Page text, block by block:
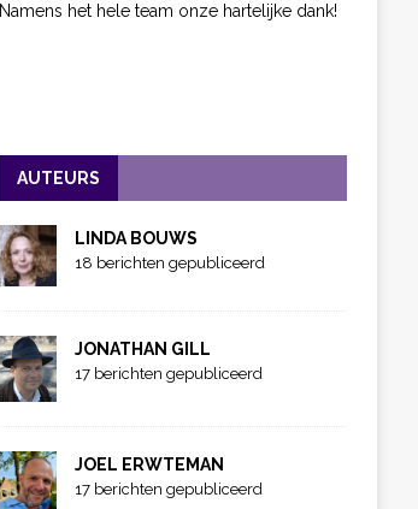
Namens het hele team onze hartelijke dank!
AUTEURS
LINDA BOUWS
18 berichten gepubliceerd
JONATHAN GILL
17 berichten gepubliceerd
JOEL ERWTEMAN
17 berichten gepubliceerd